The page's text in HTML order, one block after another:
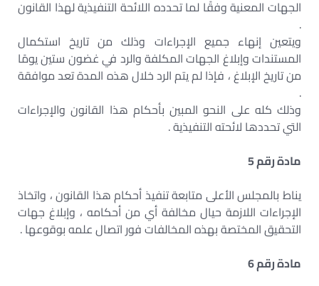
الجهات المعنية وفقًا لما تحدده اللائحة التنفيذية لهذا القانون
.
ويتعين إنهاء جميع الإجراءات وذلك من تاريخ استكمال
المستندات وإبلاغ الجهات المكلفة والرد في غضون ستين يومًا
من تاريخ الإبلاغ ، فإذا لم يتم الرد خلال هذه المدة تعد موافقة
.
وذلك كله على النحو المبين بأحكام هذا القانون والإجراءات
التي تحددها لائحته التنفيذية .
مادة رقم 5
يناط بالمجلس الأعلى متابعة تنفيذ أحكام هذا القانون ، واتخاذ
الإجراءات اللازمة حيال مخالفة أي من أحكامه ، وإبلاغ جهات
التحقيق المختصة بهذه المخالفات فور اتصال علمه بوقوعها .
مادة رقم 6